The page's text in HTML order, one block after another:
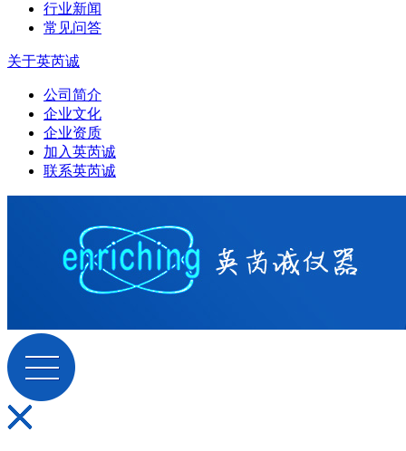
行业新闻
常见问答
关于英芮诚
公司简介
企业文化
企业资质
加入英芮诚
联系英芮诚